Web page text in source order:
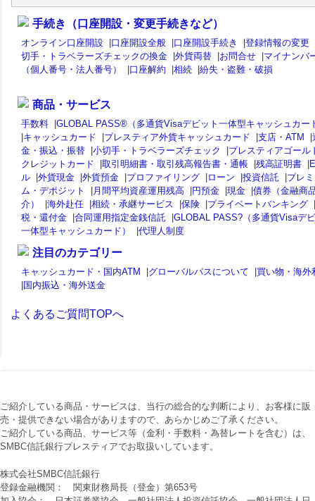
手続き（口座開設・変更手続きなど）
オンライン口座開設 口座開設全般 口座開設手続き
登録情報の変更
切手・トラベラーズチェックの換金
外貨両替 お問合せ
マイナンバ
（個人番号・法人番号）
口座解約 相続 紛失・盗難・破損
商品・サービス
手数料
GLOBAL PASS®（多通貨Visaデビット一体型キャッシュカー
キャッシュカード プレスティア外貨キャッシュカード 支店・ATM
金・振込・振替
小切手・トラベラーズチェック
プレスティアゴール
クレジットカード
取引明細書・取引残高報告書・通帳 残高証明書
ル
外貨現金 外貨預金 プロファイリング ローン 投資信託
プレ
ム・デポジット
月間平均資産運用残高 円預金 現金
債券（金融商
介）
海外赴任 相続・承継サービス 保険 プライベートバンキング
税・還付金
合同運用指定金銭信託
GLOBAL PASS?（多通貨Visaデ
一体型キャッシュカード）
代理人制度
注目のカテゴリー
キャッシュカード・国内ATM グローバルパスについて
買い物・海外
国内振込・海外送金
よくあるご質問TOPへ
ご紹介している商品・サービスは、当行の総合的な判断により、お客様に販
売・提供できない場合がありますので、あらかじめご了承ください。
ご紹介している商品、サービス等（金利・手数料・為替レートを含む）は、
SMBC信託銀行プレスティアでお取扱いしています。
株式会社SMBC信託銀行
登録金融機関： 関東財務局長（登金）第653号